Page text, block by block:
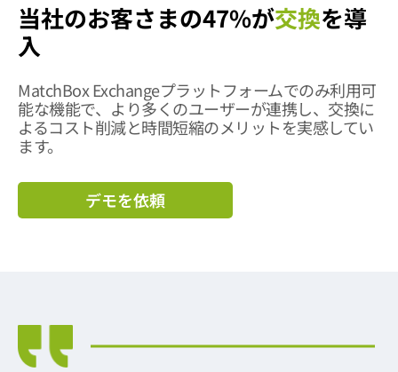
当社のお客さまの47%が交換を導
入
MatchBox Exchangeプラットフォームでのみ利用可
能な機能で、より多くのユーザーが連携し、交換に
よるコスト削減と時間短縮のメリットを実感してい
ます。
デモを依頼